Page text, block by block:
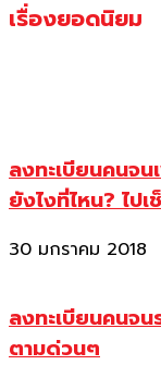
เรื่องยอดนิยม
ลงทะเบียนคนจน
ยังไงที่ไหน? ไปเ
30 มกราคม 2018
ลงทะเบียนคนจ
ตามด่วนๆ